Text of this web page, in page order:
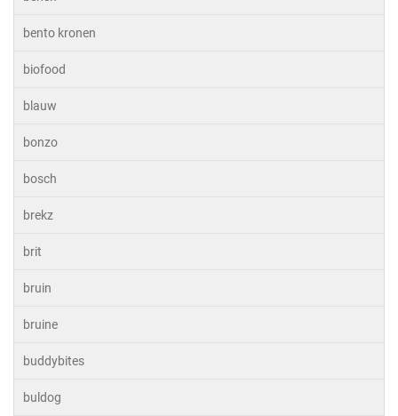
bento kronen
biofood
blauw
bonzo
bosch
brekz
brit
bruin
bruine
buddybites
buldog